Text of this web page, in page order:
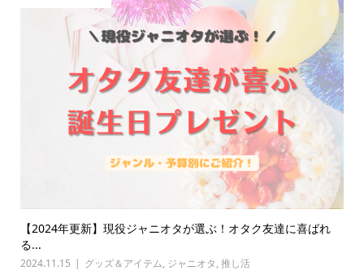
【2024年更新】現役ジャニオタが選ぶ！オタク友達に喜ばれ
る...
2024.11.15 グッズ＆アイテム, ジャニオタ, 推し活